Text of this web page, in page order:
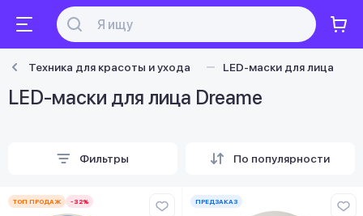
Техника для красоты и ухода LED-маски для лица
LED-маски для лица Dreame
Фильтры По популярности
ТОП ПРОДАЖ -32% ПРЕДЗАКАЗ